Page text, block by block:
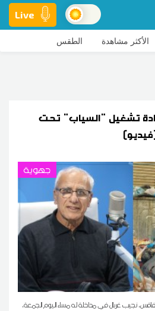
Live
الأكثر مشاهدة الطقس
تشغيل "السياب" تحت
جهوية
نجيب غربال في مداخلة له مساء اليوم الجمعة،